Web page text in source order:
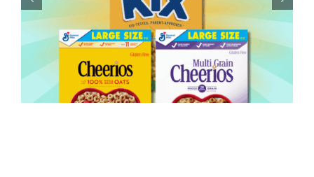
para preparar una salsa de
pasta apta para toda la
familia